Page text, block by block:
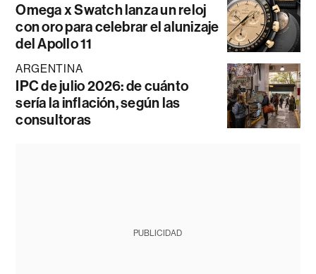
Omega x Swatch lanza un reloj
con oro para celebrar el alunizaje
del Apollo 11
ARGENTINA
IPC de julio 2026: de cuánto
sería la inflación, según las
consultoras
PUBLICIDAD